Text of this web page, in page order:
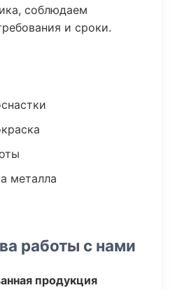
соблюдаем
и сроки.
металла
работы с нами
продукция